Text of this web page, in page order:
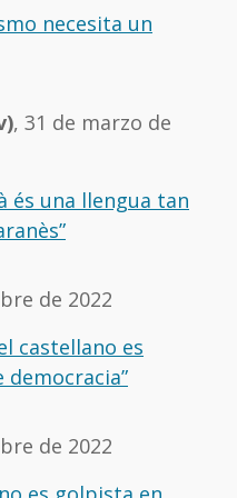
necesita un
, 31 de marzo de
és una llengua tan
de 2022
castellano es
democracia”
de 2022